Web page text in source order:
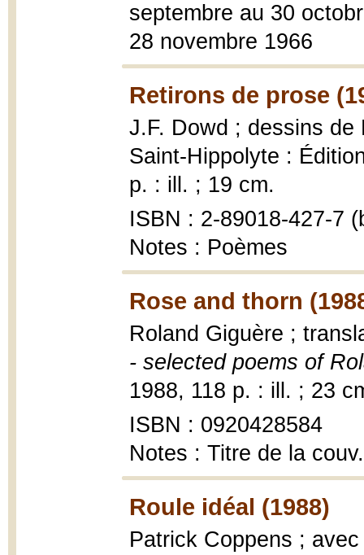
septembre au 30
28 novembre 1966
Retirons de prose
J.F. Dowd ; dessins
Saint-Hippolyte :
p. : ill. ; 19 cm.
ISBN : 2-89018-427-7
Notes : Poèmes
Rose and thorn
Roland Giguère ;
- selected poems of
1988, 118 p. : ill. ; 23
ISBN : 0920428584
Notes : Titre de la
Roule idéal (1988)
Patrick Coppens ;